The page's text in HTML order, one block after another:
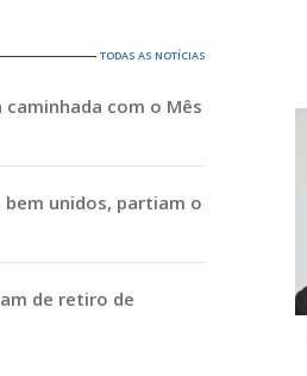
TODAS AS NOTÍCIAS
com o Mês
bem unidos, partiam o
de retiro de